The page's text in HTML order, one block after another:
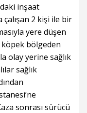
inşaat
2 kişi ile bir
yere düşen
köpek bölgeden
olay yerine sağlık
sağlık
sonrası sürücü